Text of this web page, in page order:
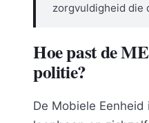
zorgvuldigheid die
Hoe past de
politie?
De Mobiele